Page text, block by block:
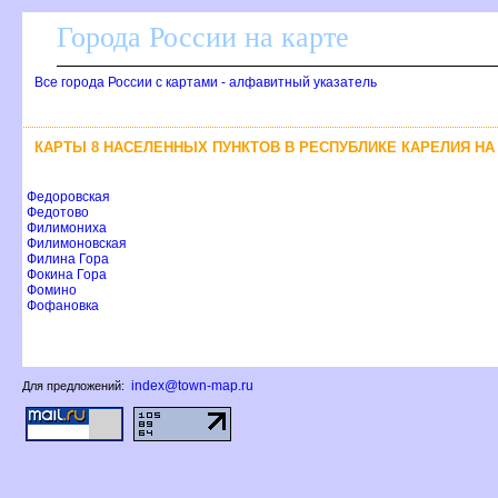
Города России на карте
се города России с картами - алфавитный указатель
КАРТЫ 8 НАСЕЛЕННЫХ ПУНКТОВ В РЕСПУБЛИКЕ КАРЕЛИЯ НА
Федоровская
Федотово
Филимониха
Филимоновская
Филина Гора
Фокина Гора
Фомино
Фофановка
Для предложений: index@town-map.ru